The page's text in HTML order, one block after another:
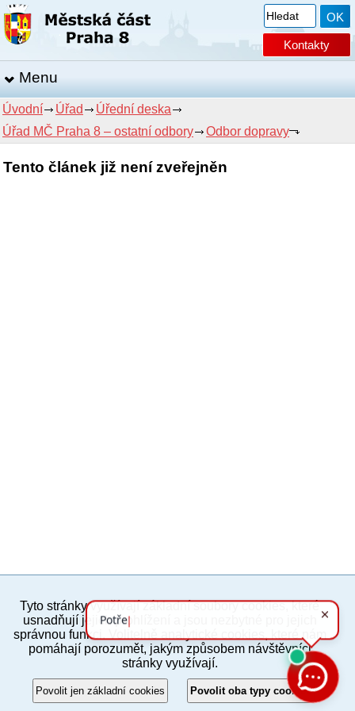
Kontakty
Menu
Úvodní Úřad
Úřední deska
Úřad MČ Praha 8 – ostatní odbory
Odbor dopravy
Tento článek již není zveřejněn
ENG
Povinné a praktické informace
© 2012–2019 MČ Praha 8
Tyto stránky využívají základní soubory cookies, které
usnadňují jejich prohlížení a jsou nezbytné pro jejich
správnou funkci. Volitelně analytické cookies, které nám
pomáhají porozumět, jakým způsobem návštěvníci
stránky využívají.
Povolit jen základní cookies Povolit oba typy cookies